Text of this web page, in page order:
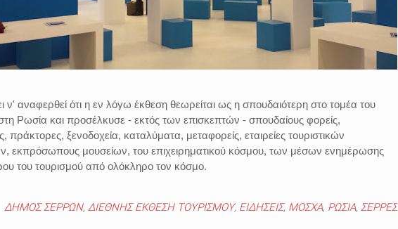
ν' αναφερθεί ότι η εν λόγω έκθεση θεωρείται ως η σπουδαιότερη στο τομέα του
Ρωσία και προσέλκυσε - εκτός των επισκεπτών - σπουδαίους φορείς,
πράκτορες, ξενοδοχεία, καταλύματα, μεταφορείς, εταιρείες τουριστικών
εκπρόσωπους μουσείων, του επιχειρηματικού κόσμου, των μέσων ενημέρωσης
του τουρισμού από ολόκληρο τον κόσμο.
ΔΗΜΟΣ ΣΕΡΡΩΝ, ΔΙΕΘΝΗΣ ΕΚΘΕΣΗ ΤΟΥΡΙΣΜΟΥ, ΕΙΔΗΣΕΙΣ, ΜΟΣΧΑ, ΡΩΣΙΑ, ΣΕΡΡΕΣ